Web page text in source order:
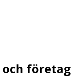
och företag